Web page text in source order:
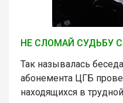
НЕ СЛОМАЙ СУДЬБУ
Так называлась
абонемента ЦГБ
находящихся в